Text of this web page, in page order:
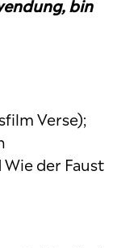
bin
Verse);
der Faust